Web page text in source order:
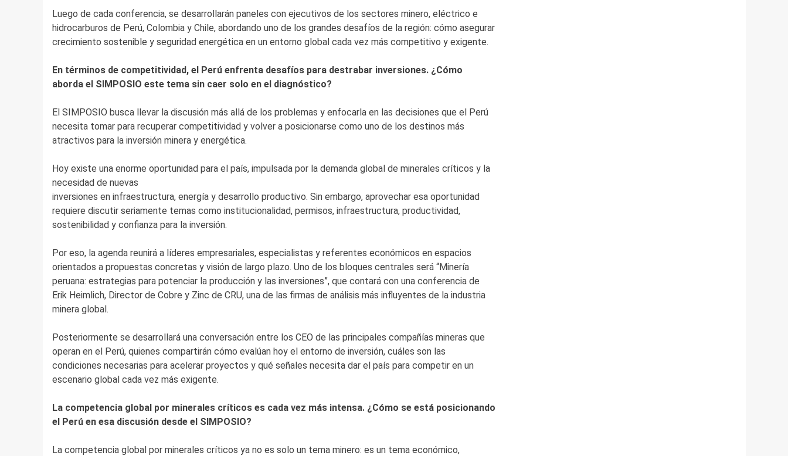
Luego de cada conferencia, se desarrollarán paneles con ejecutivos de los sectores minero, eléctrico e
hidrocarburos de Perú, Colombia y Chile, abordando uno de los grandes desafíos de la región: cómo asegurar
crecimiento sostenible y seguridad energética en un entorno global cada vez más competitivo y exigente.
En términos de competitividad, el Perú enfrenta desafíos para destrabar inversiones. ¿Cómo
aborda el SIMPOSIO este tema sin caer solo en el diagnóstico?
El SIMPOSIO busca llevar la discusión más allá de los problemas y enfocarla en las decisiones que el Perú
necesita tomar para recuperar competitividad y volver a posicionarse como uno de los destinos más
atractivos para la inversión minera y energética.
Hoy existe una enorme oportunidad para el país, impulsada por la demanda global de minerales críticos y la
necesidad de nuevas
inversiones en infraestructura, energía y desarrollo productivo. Sin embargo, aprovechar esa oportunidad
requiere discutir seriamente temas como institucionalidad, permisos, infraestructura, productividad,
sostenibilidad y confianza para la inversión.
Por eso, la agenda reunirá a líderes empresariales, especialistas y referentes económicos en espacios
orientados a propuestas concretas y visión de largo plazo. Uno de los bloques centrales será “Minería
peruana: estrategias para potenciar la producción y las inversiones”, que contará con una conferencia de
Erik Heimlich, Director de Cobre y Zinc de CRU, una de las firmas de análisis más influyentes de la industria
minera global.
Posteriormente se desarrollará una conversación entre los CEO de las principales compañías mineras que
operan en el Perú, quienes compartirán cómo evalúan hoy el entorno de inversión, cuáles son las
condiciones necesarias para acelerar proyectos y qué señales necesita dar el país para competir en un
escenario global cada vez más exigente.
La competencia global por minerales críticos es cada vez más intensa. ¿Cómo se está posicionando
el Perú en esa discusión desde el SIMPOSIO?
La competencia global por minerales críticos ya no es solo un tema minero: es un tema económico,